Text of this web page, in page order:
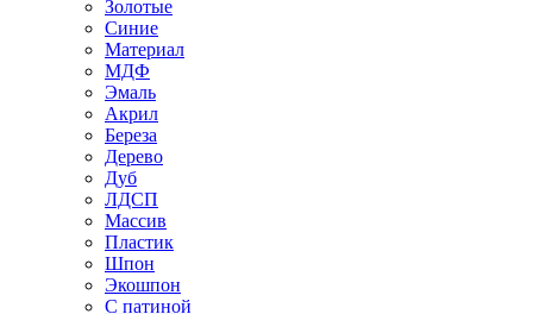
Золотые
Синие
Материал
МДФ
Эмаль
Акрил
Береза
Дерево
Дуб
ЛДСП
Массив
Пластик
Шпон
Экошпон
С патиной